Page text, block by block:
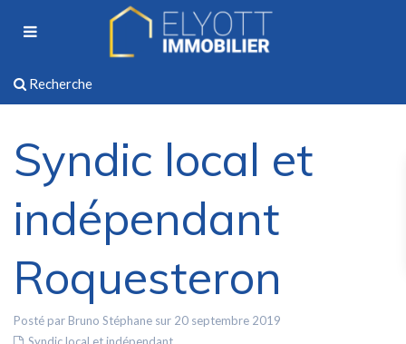
Recherche
Syndic local et
indépendant
Roquesteron
Posté par Bruno Stéphane sur 20 septembre 2019